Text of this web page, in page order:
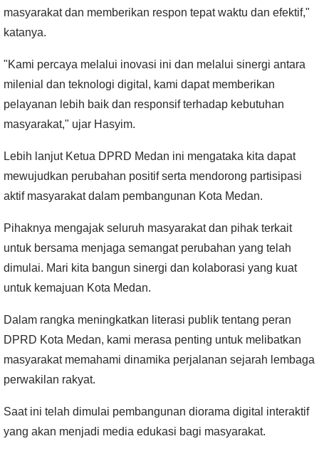
masyarakat dan memberikan respon tepat waktu dan efektif,"
katanya.
"Kami percaya melalui inovasi ini dan melalui sinergi antara
milenial dan teknologi digital, kami dapat memberikan
pelayanan lebih baik dan responsif terhadap kebutuhan
masyarakat," ujar Hasyim.
Lebih lanjut Ketua DPRD Medan ini mengataka kita dapat
mewujudkan perubahan positif serta mendorong partisipasi
aktif masyarakat dalam pembangunan Kota Medan.
Pihaknya mengajak seluruh masyarakat dan pihak terkait
untuk bersama menjaga semangat perubahan yang telah
dimulai. Mari kita bangun sinergi dan kolaborasi yang kuat
untuk kemajuan Kota Medan.
Dalam rangka meningkatkan literasi publik tentang peran
DPRD Kota Medan, kami merasa penting untuk melibatkan
masyarakat memahami dinamika perjalanan sejarah lembaga
perwakilan rakyat.
Saat ini telah dimulai pembangunan diorama digital interaktif
yang akan menjadi media edukasi bagi masyarakat.